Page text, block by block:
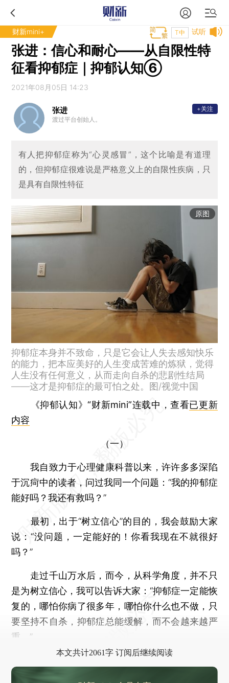
财新mini+ 试听
T中
张进：信心和耐心——从自限性特
征看抑郁症｜抑郁认知⑥
2021年08月05日 14:23
张进
渡过平台创始人。
+关注
有人把抑郁症称为“心灵感冒”，这个比喻是有道理
的，但抑郁症很难说是严格意义上的自限性疾病，只
是具有自限性特征
原图
抑郁症本身并不致命，只是它会让人失去感知快乐
的能力，把本应美好的人生变成苦难的炼狱，觉得
人生没有任何意义，从而走向自杀的悲剧性结局
——这才是抑郁症的最可怕之处。图/视觉中国
《抑郁认知》“财新mini”连载中，查看已更新
内容
（一）
我自致力于心理健康科普以来，许许多多深陷
于沉疴中的读者，问过我同一个问题：“我的抑郁症
能好吗？我还有救吗？”
最初，出于“树立信心”的目的，我会鼓励大家
说：“没问题，一定能好的！你看我现在不就很好
吗？”
走过千山万水后，而今，从科学角度，并不只
是为树立信心，我可以告诉大家：“抑郁症一定能恢
复的，哪怕你病了很多年，哪怕你什么也不做，只
要坚持不自杀，抑郁症总能缓解，而不会越来越严
重。”
本文共计2061字 订阅后继续阅读